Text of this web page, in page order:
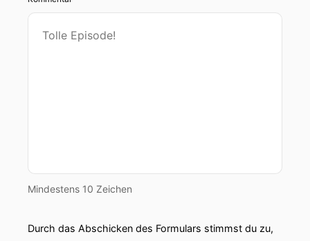
Mindestens 10 Zeichen
Durch das Abschicken des Formulars stimmst du zu,